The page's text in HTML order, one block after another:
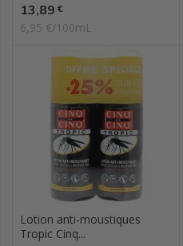
Prix
13,89 €
6,95 €/100mL
Lotion anti-moustiques
Tropic Cinq...